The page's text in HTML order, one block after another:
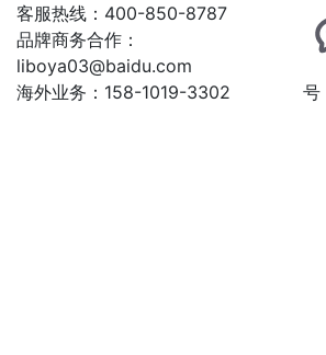
客服热线：400-850-8787
品牌商务合作：
liboya03@baidu.com
海外业务：158-1019-3302
号